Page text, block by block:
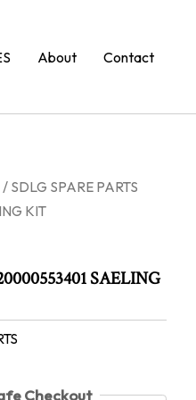
About Contact
/ SDLG SPARE PARTS
KIT
SAELING
Checkout